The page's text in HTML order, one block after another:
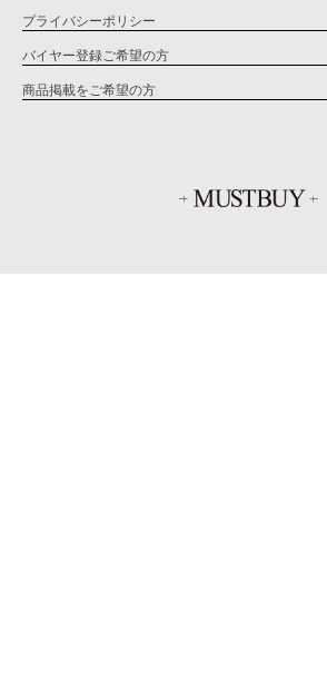
プライバシーポリシー
バイヤー登録ご希望の方
商品掲載をご希望の方